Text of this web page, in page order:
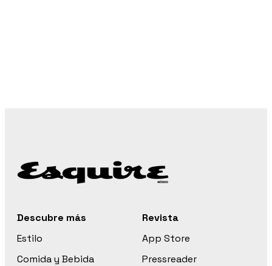
Descubre más
Estilo
Comida y Bebida
Revista
App Store
Pressreader